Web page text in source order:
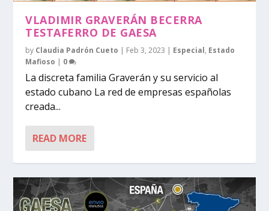
VLADIMIR GRAVERÁN BECERRA
TESTAFERRO DE GAESA
by Claudia Padrón Cueto | Feb 3, 2023 | Especial, Estado
Mafioso | 0
La discreta familia Graverán y su servicio al
estado cubano La red de empresas españolas
creada...
READ MORE